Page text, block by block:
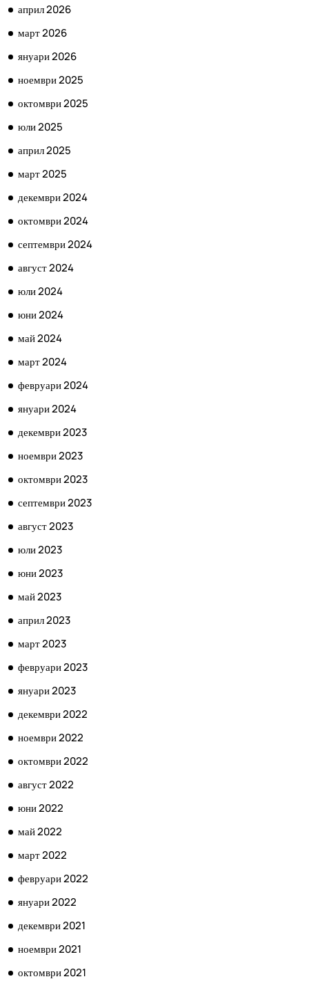
април 2026
март 2026
януари 2026
ноември 2025
октомври 2025
юли 2025
април 2025
март 2025
декември 2024
октомври 2024
септември 2024
август 2024
юли 2024
юни 2024
май 2024
март 2024
февруари 2024
януари 2024
декември 2023
ноември 2023
октомври 2023
септември 2023
август 2023
юли 2023
юни 2023
май 2023
април 2023
март 2023
февруари 2023
януари 2023
декември 2022
ноември 2022
октомври 2022
август 2022
юни 2022
май 2022
март 2022
февруари 2022
януари 2022
декември 2021
ноември 2021
октомври 2021